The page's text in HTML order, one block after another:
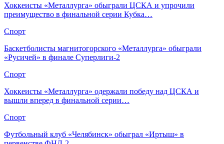
Хоккеисты «Металлурга» обыграли ЦСКА и упрочили
преимущество в финальной серии Кубка…
Спорт
Баскетболисты магнитогорского «Металлурга» обыграли
«Русичей» в финале Суперлиги‑2
Спорт
Хоккеисты «Металлурга» одержали победу над ЦСКА и
вышли вперед в финальной серии…
Спорт
Футбольный клуб «Челябинск» обыграл «Иртыш» в